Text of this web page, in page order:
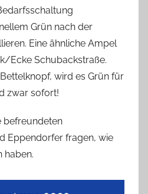
Grün nach der
Eine ähnliche Ampel
Ecke Schubackstraße.
wird es Grün für
zwar sofort!
befreundeten
Eppendorfer fragen, wie
haben.